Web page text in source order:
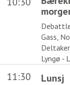
Gass,
Lyngø -
11:30
Lunsj